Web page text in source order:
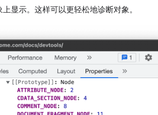
显示。这样可以更轻松地诊断对象。